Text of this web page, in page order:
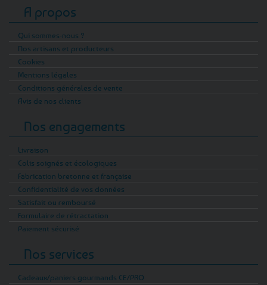
A propos
Qui sommes-nous ?
Nos artisans et producteurs
Cookies
Mentions légales
Conditions générales de vente
Avis de nos clients
Nos engagements
Livraison
Colis soignés et écologiques
Fabrication bretonne et française
Confidentialité de vos données
Satisfait ou remboursé
Formulaire de rétractation
Paiement sécurisé
Nos services
Cadeaux/paniers gourmands CE/PRO